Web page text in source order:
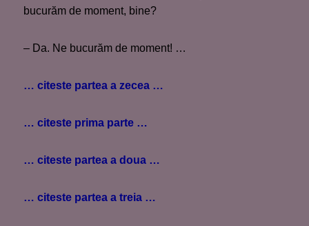
bucurăm de moment, bine?
– Da. Ne bucurăm de moment! …
… citeste partea a zecea …
… citeste prima parte …
… citeste partea a doua …
… citeste partea a treia …